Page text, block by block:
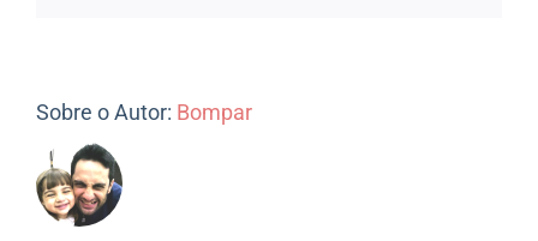
Sobre o Autor: Bompar